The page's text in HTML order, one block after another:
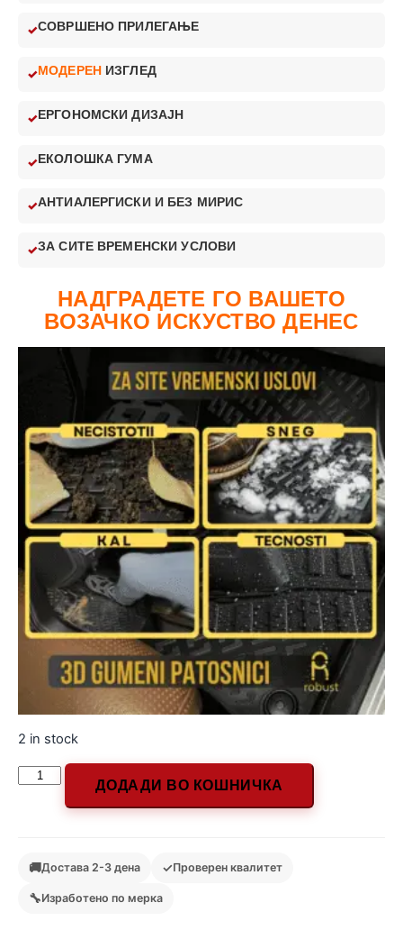
СОВРШЕНО ПРИЛЕГАЊЕ
МОДЕРЕН ИЗГЛЕД
ЕРГОНОМСКИ ДИЗАЈН
ЕКОЛОШКА ГУМА
АНТИАЛЕРГИСКИ И БЕЗ МИРИС
ЗА СИТЕ ВРЕМЕНСКИ УСЛОВИ
НАДГРАДЕТЕ ГО ВАШЕТО
ВОЗАЧКО ИСКУСТВО ДЕНЕС
2 in stock
ДОДАДИ ВО КОШНИЧКА
🚚Достава 2-3 дена ✓Проверен квалитет
🔧Изработено по мерка